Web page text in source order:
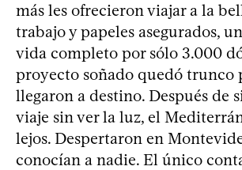
más les ofrecieron viajar a la
trabajo y papeles asegurados,
vida completo por sólo 3.000
proyecto soñado quedó trunco
llegaron a destino. Después de
viaje sin ver la luz, el
lejos. Despertaron en
conocían a nadie. El único